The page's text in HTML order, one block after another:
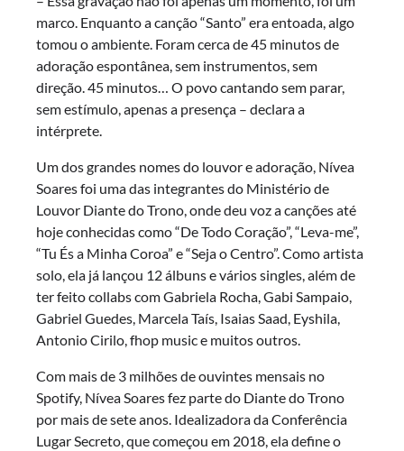
marco. Enquanto a canção “Santo” era entoada, algo
tomou o ambiente. Foram cerca de 45 minutos de
adoração espontânea, sem instrumentos, sem
direção. 45 minutos… O povo cantando sem parar,
sem estímulo, apenas a presença – declara a
intérprete.
Um dos grandes nomes do louvor e adoração, Nívea
Soares foi uma das integrantes do Ministério de
Louvor Diante do Trono, onde deu voz a canções até
hoje conhecidas como “De Todo Coração”, “Leva-me”,
“Tu És a Minha Coroa” e “Seja o Centro”. Como artista
solo, ela já lançou 12 álbuns e vários singles, além de
ter feito collabs com Gabriela Rocha, Gabi Sampaio,
Gabriel Guedes, Marcela Taís, Isaias Saad, Eyshila,
Antonio Cirilo, fhop music e muitos outros.
Com mais de 3 milhões de ouvintes mensais no
Spotify, Nívea Soares fez parte do Diante do Trono
por mais de sete anos. Idealizadora da Conferência
Lugar Secreto, que começou em 2018, ela define o